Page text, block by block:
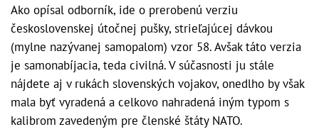
Ako opísal odborník, ide o prerobenú verziu
československej útočnej pušky, strieľajúcej dávkou
(mylne nazývanej samopalom) vzor 58. Avšak táto verzia
je samonabíjacia, teda civilná. V súčasnosti ju stále
nájdete aj v rukách slovenských vojakov, onedlho by však
mala byť vyradená a celkovo nahradená iným typom s
kalibrom zavedeným pre členské štáty NATO.